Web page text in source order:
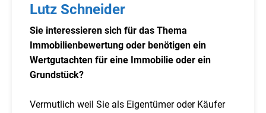
Lutz Schneider
Sie interessieren sich für das Thema
Immobilienbewertung oder benötigen ein
Wertgutachten für eine Immobilie oder ein
Grundstück?
Vermutlich weil Sie als Eigentümer oder Käufer